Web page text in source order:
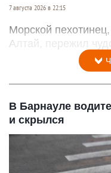
7 августа 2026 в 22:15
Морской
Алтай, пережил
В Барнауле
и скрылся